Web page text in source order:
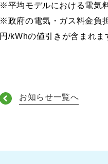
※平均モデルにおける電気
※政府の電気・ガス料金負
円/kWhの値引きが含まれま
お知らせ一覧へ